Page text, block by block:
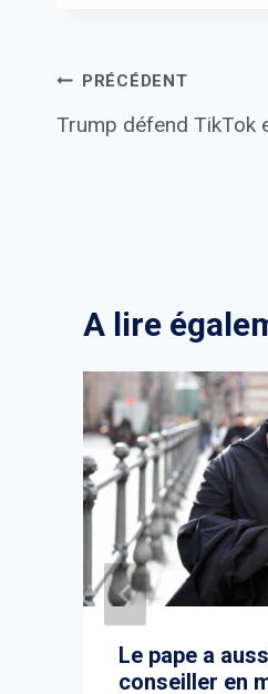
Navigation
de
PRÉCÉDENT
Trump défend TikTok
A lire
Le pape a
conseiller en